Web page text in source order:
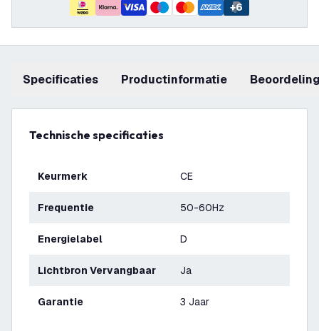
+6
Specificaties productinformatie
Technische specificaties
Keurmerk CE
Frequentie 50-60Hz
Energielabel D
Lichtbron Vervangbaar Ja
Garantie 3 Jaar